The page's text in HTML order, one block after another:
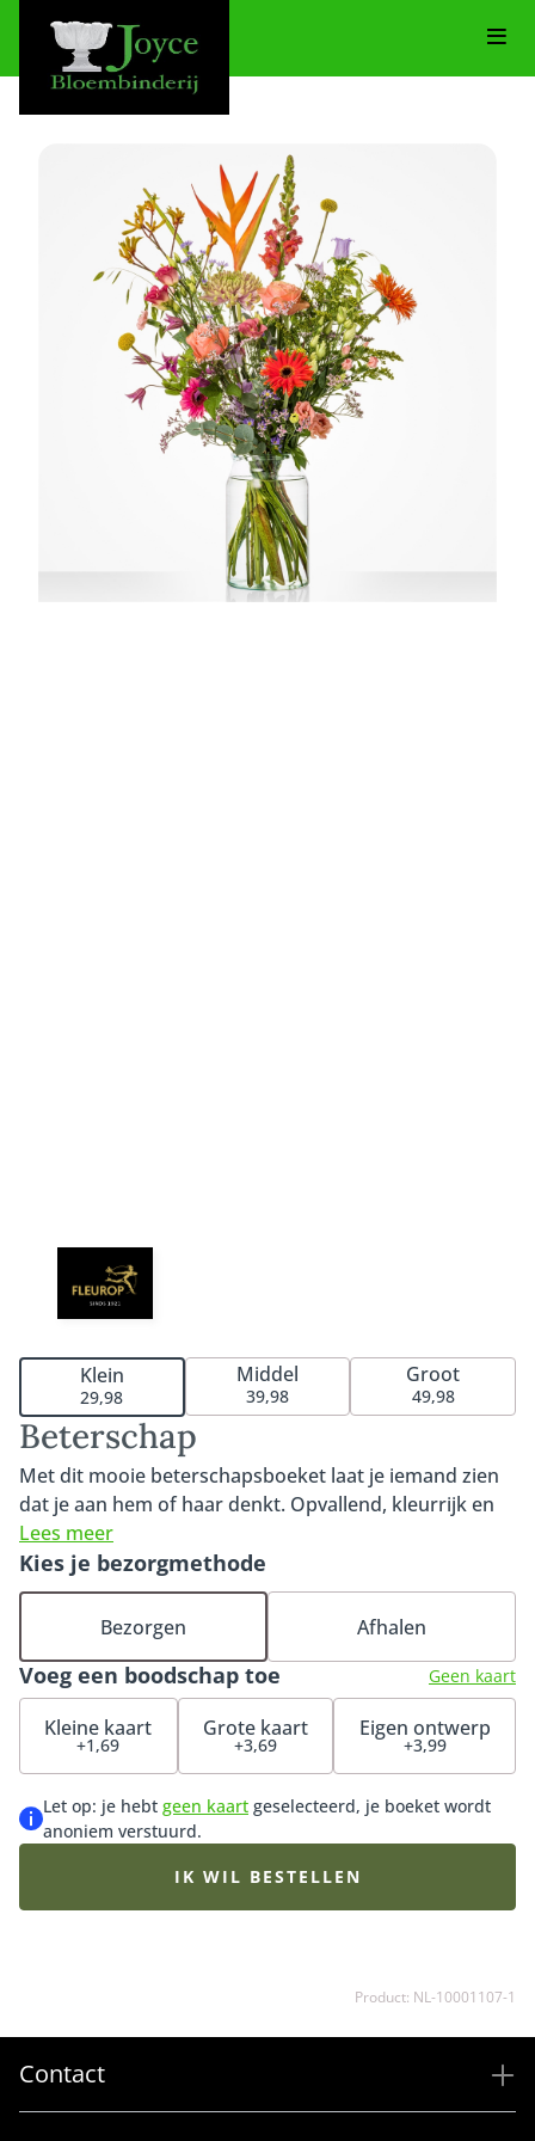
Beterschap
Met dit mooie beterschapsboeket laat je iemand zien
dat je aan hem of haar denkt. Opvallend, kleurrijk en
een echte opkikker voor iemand die het goed kan
gebruiken. Het boeket bevat een prachtige roos,
mooie gerbera en de opvallende Heliconia. Ons
Beterschap boeket is voor niets één van onze
bestsellers en perfect om iemand een hart onder de
riem te steken. Tip: bestel een bijpassende vaas of ga
voor onze luxueuze bonbons of heerlijke chocolade.
Lees meer
Klein
29,98
Middel
39,98
Groot
49,98
Voeg een boodschap toe Geen kaart
Kleine kaart
+1,69
Grote kaart
+3,69
Eigen ontwerp
+3,99
Let op: je hebt geen kaart geselecteerd, je boeket wordt
anoniem verstuurd.
Kies je bezorgmethode
Bezorgen Afhalen
IK WIL BESTELLEN
Product: NL-10001107-1
Contact